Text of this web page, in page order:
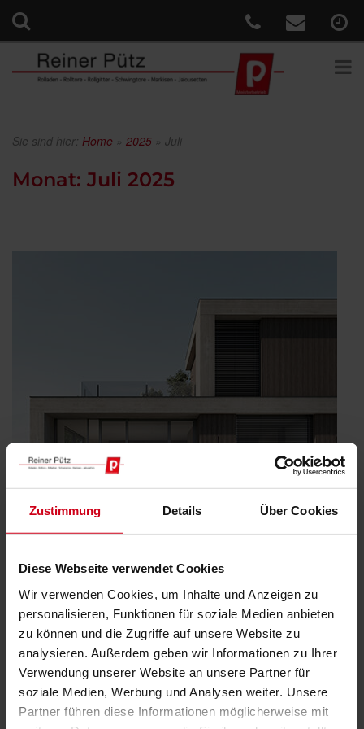
Zustimmung Details Über Cookies
Diese Webseite verwendet Cookies
Wir verwenden Cookies, um Inhalte und Anzeigen zu
personalisieren, Funktionen für soziale Medien anbieten
zu können und die Zugriffe auf unsere Website zu
analysieren. Außerdem geben wir Informationen zu Ihrer
Verwendung unserer Website an unsere Partner für
soziale Medien, Werbung und Analysen weiter. Unsere
Partner führen diese Informationen möglicherweise mit
Sie sind hier: Home » 2025 » Juli
Monat: Juli 2025
WAREMA Insektenschutzrollo GrandSlide:
Einfach grandios
Veröffentlicht
am
3. Juli 2025
Glasfassaden mit großformatigen Fenster- und Türöffnungen,
Hebe-Schiebetüren oder Glas-Falt-Anlagen sorgen in der
modernen Architektur für viel Licht und Transparenz. Genau
hierfür bietet WAREMA einen Premium-Insektenschutz der neuen